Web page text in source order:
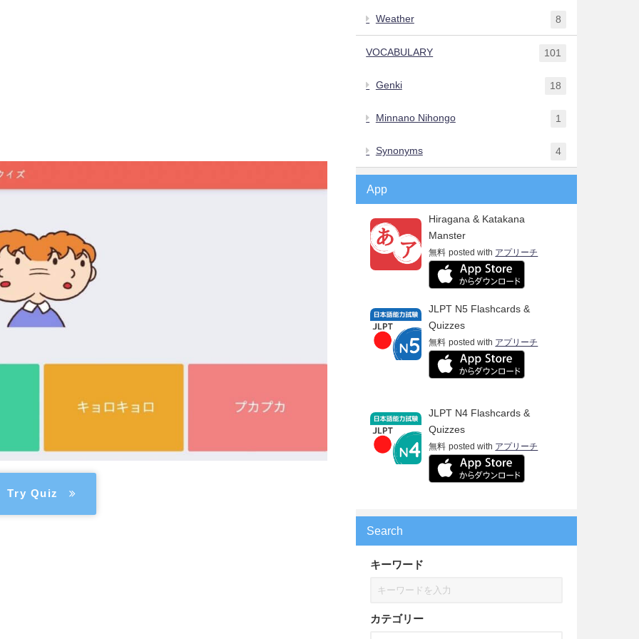
Try Quiz
Weather 8
VOCABULARY 101
Genki 18
Minnano Nihongo 1
Synonyms 4
App
Hiragana & Katakana
Manster
無料 posted with アプリーチ
JLPT N5 Flashcards &
Quizzes
無料 posted with アプリーチ
JLPT N4 Flashcards &
Quizzes
無料 posted with アプリーチ
Search
キーワード
カテゴリー